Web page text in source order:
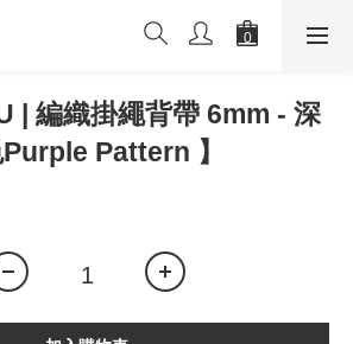
| 編織掛繩背帶 6mm - 深
Pattern 】